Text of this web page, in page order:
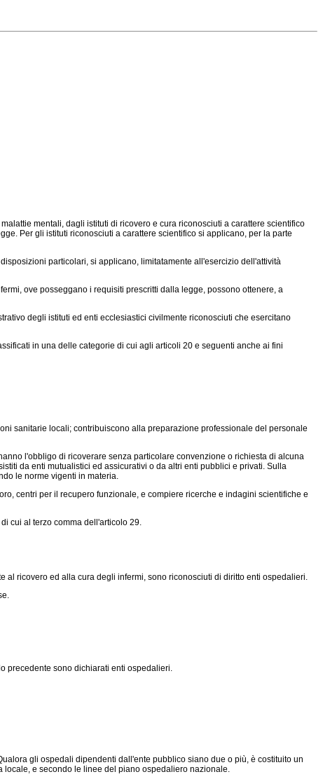
mentali, dagli istituti di ricovero e cura riconosciuti a carattere scientifico
Per gli istituti riconosciuti a carattere scientifico si applicano, per la parte
particolari, si applicano, limitatamente all'esercizio dell'attività
ove posseggano i requisiti prescritti dalla legge, possono ottenere, a
degli istituti ed enti ecclesiastici civilmente riconosciuti che esercitano
in una delle categorie di cui agli articoli 20 e seguenti anche ai fini
sanitarie locali; contribuiscono alla preparazione professionale del personale
l'obbligo di ricoverare senza particolare convenzione o richiesta di alcuna
da enti mutualistici ed assicurativi o da altri enti pubblici e privati. Sulla
le norme vigenti in materia.
centri per il recupero funzionale, e compiere ricerche e indagini scientifiche e
cui al terzo comma dell'articolo 29.
ricovero ed alla cura degli infermi, sono riconosciuti di diritto enti ospedalieri.
precedente sono dichiarati enti ospedalieri.
gli ospedali dipendenti dall'ente pubblico siano due o più, è costituito un
e secondo le linee del piano ospedaliero nazionale.